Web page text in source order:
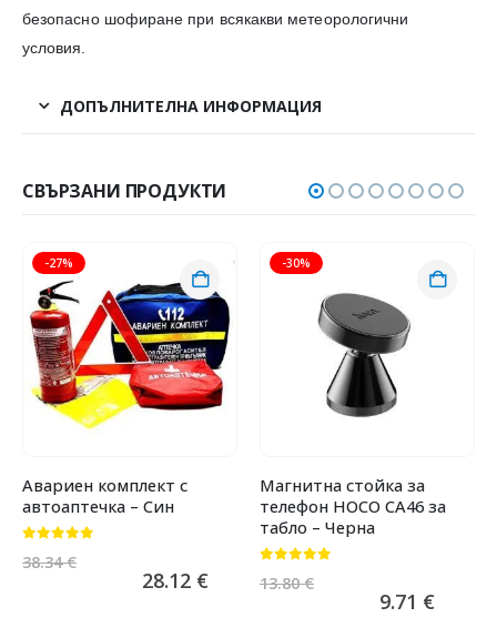
безопасно шофиране при всякакви метеорологични
условия.
ДОПЪЛНИТЕЛНА ИНФОРМАЦИЯ
СВЪРЗАНИ ПРОДУКТИ
-27%
Авариен комплект с
автоаптечка – Син
38.34€
28.12 €
-30%
Магнитна стойка за
телефон HOCO CA46 за
табло – Черна
13.80€
9.71 €